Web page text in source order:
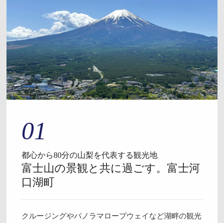
01
都心から80分の山梨を代表する観光地
富士山の景観と共に過ごす。富士河
口湖町
クルージングやパノラマロープウェイなど湖畔の観光